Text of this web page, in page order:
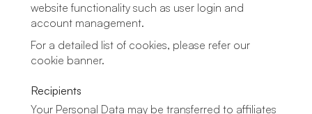
website functionality such as user login and
account management.
For a detailed list of cookies, please refer our
cookie banner.
Recipients
Your Personal Data may be transferred to affiliates